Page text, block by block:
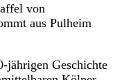
von
aus Pulheim
jährigen Geschichte